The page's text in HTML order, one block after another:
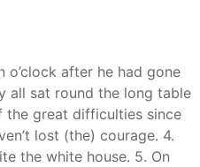
o’clock after he had gone
all sat round the long table
the great difficulties since
lost (the) courage. 4.
the white house. 5. On